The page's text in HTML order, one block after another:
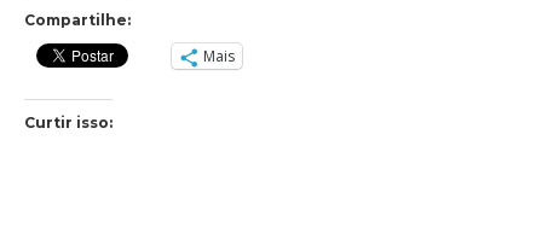
Compartilhe:
Mais
Curtir isso: